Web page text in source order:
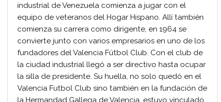
industrial de Venezuela comienza a jugar con el
equipo de veteranos del Hogar Hispano. Allí también
comienza su carrera como dirigente, en 1964 se
convierte junto con varios empresarios en uno de los
fundadores del Valencia Fútbol Club. Con el club de
la ciudad industrial llegó a ser directivo hasta ocupar
la silla de presidente. Su huella, no solo quedó en el
Valencia Futbol Club sino también en la fundación de
la Hermandad Gallega de Valencia, estuvo vinculado